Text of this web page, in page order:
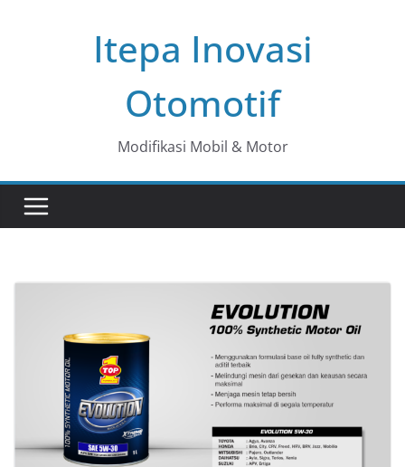
Itepa Inovasi
Otomotif
Modifikasi Mobil & Motor